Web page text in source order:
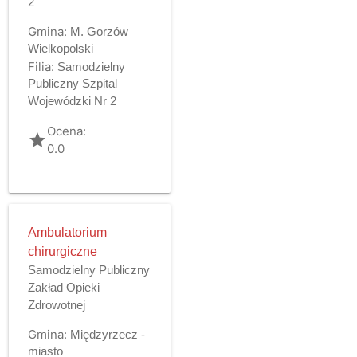
Gmina: M. Gorzów
Wielkopolski
Filia: Samodzielny
Publiczny Szpital
Wojewódzki Nr 2
gradeOcena:
0.0
Ambulatorium
chirurgiczne
Samodzielny Publiczny
Zakład Opieki
Zdrowotnej
Gmina: Międzyrzecz -
miasto